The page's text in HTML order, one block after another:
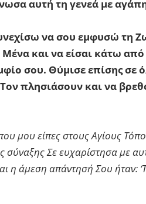
αυτή τη γενεά με
να σου εμφυσώ τη
Μένα και να είσαι κάτω
σου. Θύμισε επίσης σε
πλησιάσουν και να
μου είπες στους Αγίους
σύναξης Σε ευχαρίστησα με
η άμεση απάντησή Σου ήταν: